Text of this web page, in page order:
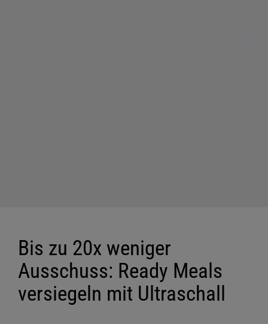
Bis zu 20x weniger
Ausschuss: Ready Meals
versiegeln mit Ultraschall